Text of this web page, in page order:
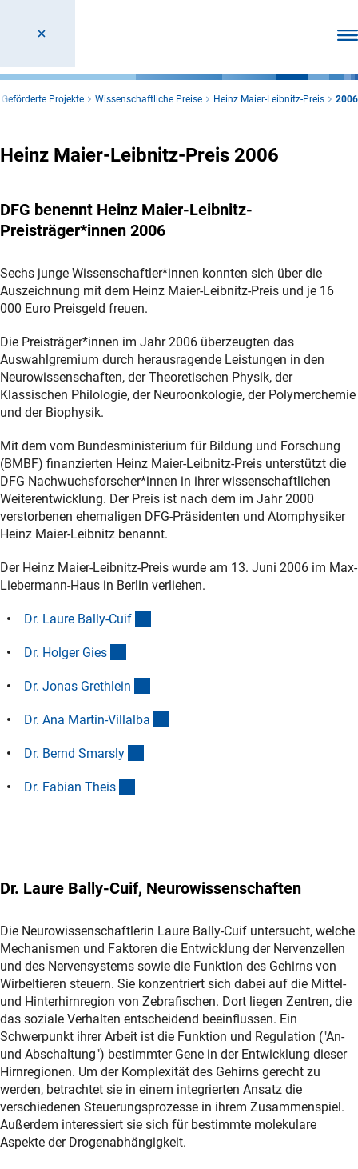
Geförderte Projekte Wissenschaftliche Preise Heinz Maier-Leibnitz-Preis 2006
Heinz Maier-Leibnitz-Preis 2006
DFG benennt Heinz Maier-Leibnitz-
Preisträger*innen 2006
Sechs junge Wissenschaftler*innen konnten sich über die
Auszeichnung mit dem Heinz Maier-Leibnitz-Preis und je 16
000 Euro Preisgeld freuen.
Die Preisträger*innen im Jahr 2006 überzeugten das
Auswahlgremium durch herausragende Leistungen in den
Neurowissenschaften, der Theoretischen Physik, der
Klassischen Philologie, der Neuroonkologie, der Polymerchemie
und der Biophysik.
Mit dem vom Bundesministerium für Bildung und Forschung
(BMBF) finanzierten Heinz Maier-Leibnitz-Preis unterstützt die
DFG Nachwuchsforscher*innen in ihrer wissenschaftlichen
Weiterentwicklung. Der Preis ist nach dem im Jahr 2000
verstorbenen ehemaligen DFG-Präsidenten und Atomphysiker
Heinz Maier-Leibnitz benannt.
Der Heinz Maier-Leibnitz-Preis wurde am 13. Juni 2006 im Max-
Liebermann-Haus in Berlin verliehen.
Dr. Laure Bally-Cuif
Dr. Holger Gies
Dr. Jonas Grethlein
Dr. Ana Martin-Villalba
Dr. Bernd Smarsly
Dr. Fabian Theis
Dr. Laure Bally-Cuif, Neurowissenschaften
Die Neurowissenschaftlerin Laure Bally-Cuif untersucht, welche
Mechanismen und Faktoren die Entwicklung der Nervenzellen
und des Nervensystems sowie die Funktion des Gehirns von
Wirbeltieren steuern. Sie konzentriert sich dabei auf die Mittel-
und Hinterhirnregion von Zebrafischen. Dort liegen Zentren, die
das soziale Verhalten entscheidend beeinflussen. Ein
Schwerpunkt ihrer Arbeit ist die Funktion und Regulation ("An-
und Abschaltung") bestimmter Gene in der Entwicklung dieser
Hirnregionen. Um der Komplexität des Gehirns gerecht zu
werden, betrachtet sie in einem integrierten Ansatz die
verschiedenen Steuerungsprozesse in ihrem Zusammenspiel.
Außerdem interessiert sie sich für bestimmte molekulare
Aspekte der Drogenabhängigkeit.